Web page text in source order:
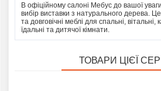
В офіційному салоні Мебус до вашої
вибір виставки з натурального дерева. Це
та довговічні меблі для спальні,
їдальні та дитячої кімнати.
ТОВАРИ ЦІЄЇ